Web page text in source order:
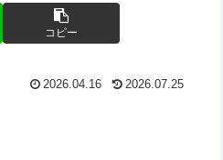
コピー
2026.04.16 2026.07.25